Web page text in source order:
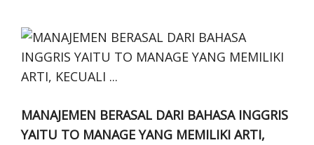
MANAJEMEN BERASAL DARI BAHASA INGGRIS
YAITU TO MANAGE YANG MEMILIKI ARTI,